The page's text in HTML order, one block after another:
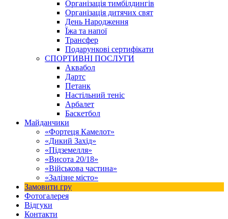
Організація тимбілдингів
Організація дитячих свят
День Народження
Їжа та напої
Трансфер
Подарункові сертифікати
СПОРТИВНІ ПОСЛУГИ
Аквабол
Дартс
Петанк
Настільний теніс
Арбалет
Баскетбол
Майданчики
«Фортеця Камелот»
«Дикий Захід»
«Підземелля»
«Висота 20/18»
«Військова частина»
«Залізне місто»
Замовити гру
Фотогалерея
Відгуки
Контакти